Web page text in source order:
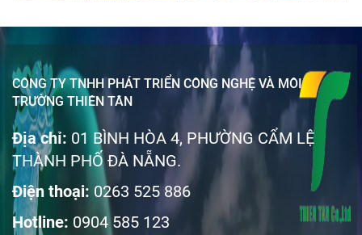
CÔNG TY TNHH PHÁT TRIỂN CÔNG NGHỆ VÀ MÔI
TRƯỜNG THIÊN TÂN
Địa chỉ: 01 BÌNH HÒA 4, PHƯỜNG CẨM LỆ
THÀNH PHỐ ĐÀ NẴNG.
Điện thoại: 0263 525 886
Hotline: 0904 585 123